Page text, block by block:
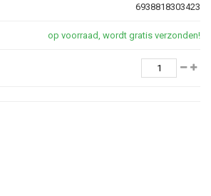
6938818303423
op voorraad, wordt gratis verzonden!